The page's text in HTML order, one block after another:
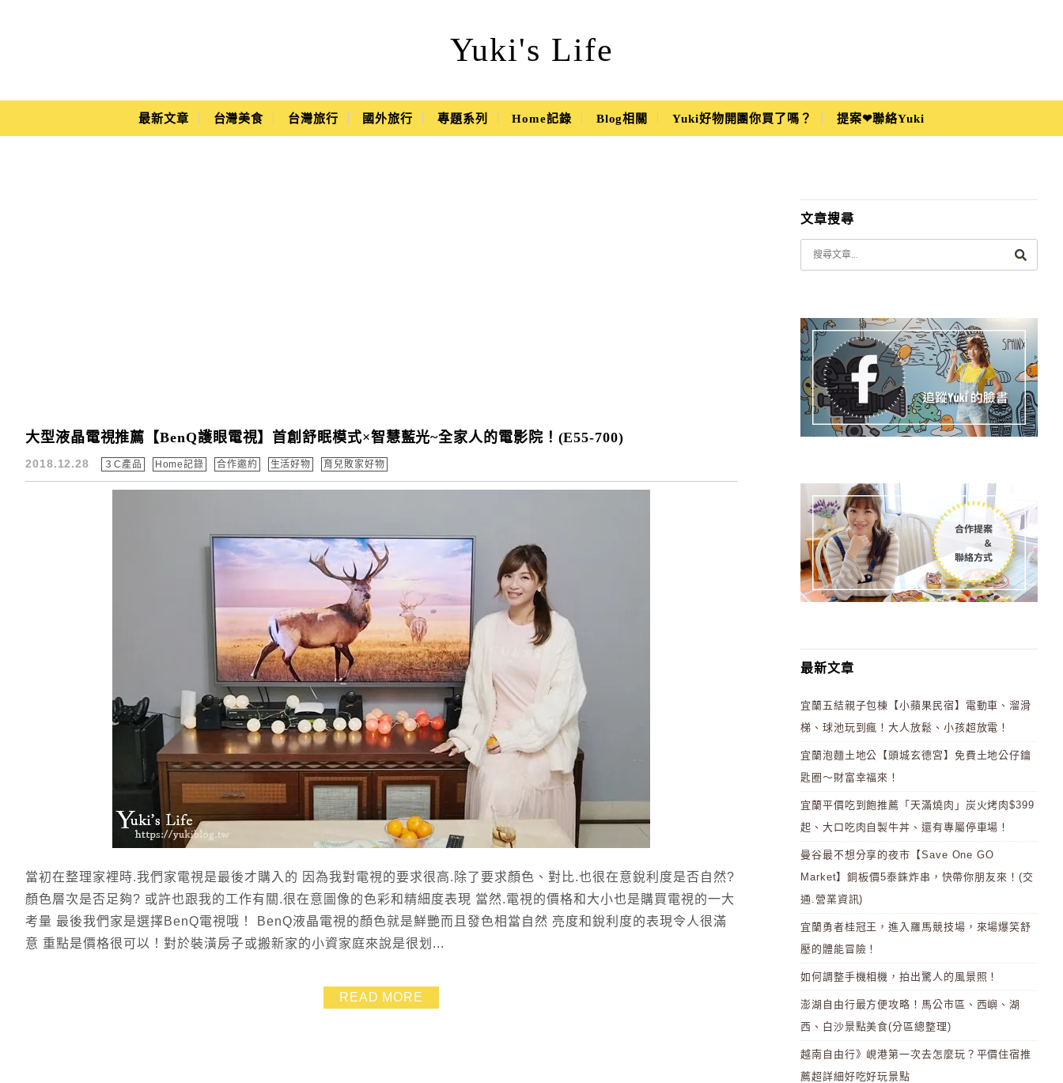
Yuki's Life
Yuki's Life
Main Menu
最新文章 台灣美食 台灣旅行 國外旅行 專題系列 Home記錄 Blog相關 Yuki好物開團你買了嗎？ 提案❤聯絡Yuki
大型液晶電視推薦【BenQ護眼電視】首創舒眠模式×智慧藍光~全家人的電影院！(E55-700)
2018.12.28 ３C產品 Home記錄 合作邀約 生活好物 育兒敗家好物
當初在整理家裡時.我們家電視是最後才購入的 因為我對電視的要求很高.除了要求顏色、對比.也很在意銳利度是否自然?
顏色層次是否足夠? 或許也跟我的工作有關.很在意圖像的色彩和精細度表現 當然.電視的價格和大小也是購買電視的一大
考量 最後我們家是選擇BenQ電視哦！ BenQ液晶電視的顏色就是鮮艷而且發色相當自然 亮度和銳利度的表現令人很滿
意 重點是價格很可以！對於裝潢房子或搬新家的小資家庭來說是很划...
READ MORE
文章搜尋
最新文章
宜蘭五結親子包棟【小蘋果民宿】電動車、溜滑
梯、球池玩到瘋！大人放鬆、小孩超放電！
宜蘭泡麵土地公【頭城玄德宮】免費土地公仔鑰
匙圈～財富幸福來！
宜蘭平價吃到飽推薦「天滿燒肉」炭火烤肉$399
起、大口吃肉自製牛丼、還有專屬停車場！
曼谷最不想分享的夜市【Save One GO
Market】銅板價5泰銖炸串，快帶你朋友來！(交
通.營業資訊)
宜蘭勇者桂冠王，進入羅馬競技場，來場爆笑舒
壓的體能冒險！
如何調整手機相機，拍出驚人的風景照！
澎湖自由行最方便攻略！馬公市區、西嶼、湖
西、白沙景點美食(分區總整理)
越南自由行》峴港第一次去怎麼玩？平價住宿推
薦超詳細好吃好玩景點